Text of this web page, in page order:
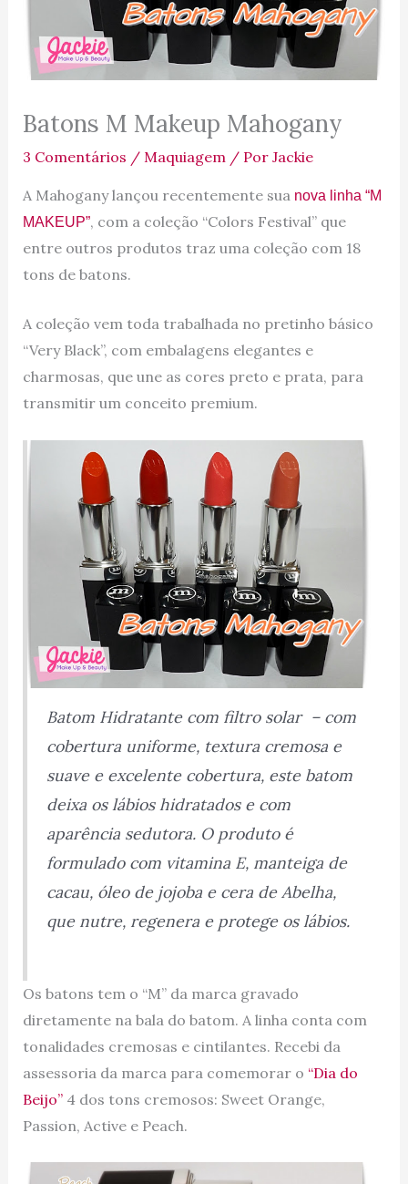
Batons M Makeup Mahogany
3 Comentários / Maquiagem / Por Jackie
A Mahogany lançou recentemente sua nova linha “M
MAKEUP”, com a coleção “Colors Festival” que
entre outros produtos traz uma coleção com 18
tons de batons.
A coleção vem toda trabalhada no pretinho básico
“Very Black”, com embalagens elegantes e
charmosas, que une as cores preto e prata, para
transmitir um conceito premium.
Batom Hidratante com filtro solar – com
cobertura uniforme, textura cremosa e
suave e excelente cobertura, este batom
deixa os lábios hidratados e com
aparência sedutora. O produto é
formulado com vitamina E, manteiga de
cacau, óleo de jojoba e cera de Abelha,
que nutre, regenera e protege os lábios.
Os batons tem o “M” da marca gravado
diretamente na bala do batom. A linha conta com
tonalidades cremosas e cintilantes. Recebi da
assessoria da marca para comemorar o “Dia do
Beijo”4 dos tons cremosos: Sweet Orange,
Passion, Active e Peach.